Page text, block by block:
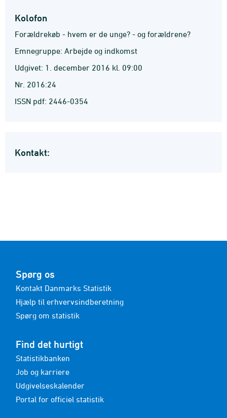
Kolofon
Forældrekøb - hvem er de unge? - og forældrene?
Emnegruppe: Arbejde og indkomst
Udgivet: 1. december 2016 kl. 09:00
Nr. 2016:24
ISSN pdf: 2446-0354
Kontakt:
Spørg os
Kontakt Danmarks Statistik
Hjælp til erhvervsindberetning
Spørg om statistik
Find det hurtigt
Statistikbanken
Job og karriere
Udgivelseskalender
Portal for officiel statistik